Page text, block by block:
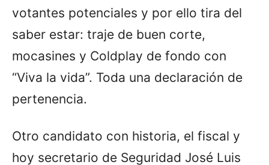
votantes potenciales y por ello tira del
saber estar: traje de buen corte,
mocasines y Coldplay de fondo con
“Viva la vida”. Toda una declaración de
pertenencia.
Otro candidato con historia, el fiscal y
hoy secretario de Seguridad José Luis